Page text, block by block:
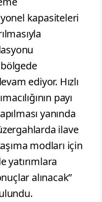
kapasiteleri
bölgede
ediyor. Hızlı
payı
yanında
ilave
modları için
yatırımlara
alınacak”